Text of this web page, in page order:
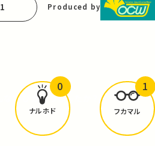
Produced by
な学びがありましたか？
ナルホド
0
フカマル
1